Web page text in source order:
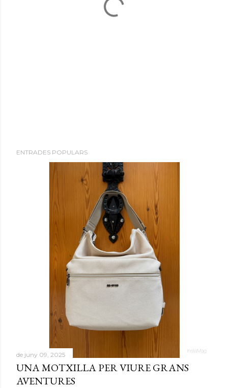
ENTRADES POPULARS
de juny 09, 2025
UNA MOTXILLA PER VIURE GRANS
AVENTURES